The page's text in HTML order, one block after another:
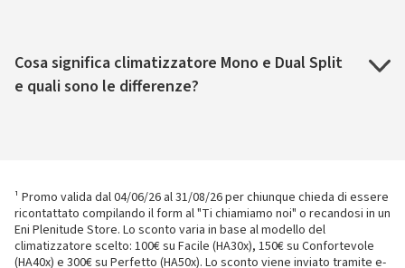
Cosa significa climatizzatore Mono e Dual Split
e quali sono le differenze?
¹ Promo valida dal 04/06/26 al 31/08/26 per chiunque chieda di essere
ricontattato compilando il form al "Ti chiamiamo noi" o recandosi in un
Eni Plenitude Store. Lo sconto varia in base al modello del
climatizzatore scelto: 100€ su Facile (HA30x), 150€ su Confortevole
(HA40x) e 300€ su Perfetto (HA50x). Lo sconto viene inviato tramite e-